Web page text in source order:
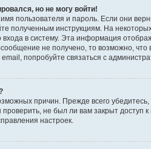
но не могу войти!
пользователя и пароль. Если они
полученным инструкциям. На
в систему. Эта информация
не получено, то возможно,
попробуйте связаться с
причин. Прежде всего
не был ли вам закрыт доступ
настроек.